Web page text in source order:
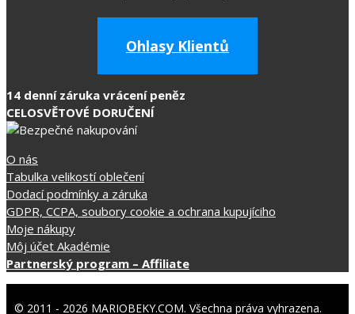
Ohlasy Klientů
14 denní záruka vrácení peněz
CELOSVĚTOVÉ DORUČENÍ
O nás
Tabulka velikostí oblečení
Dodací podmínky a záruka
GDPR, CCPA, soubory cookie a ochrana kupujíciho
Moje nákupy
Môj účet Akadémie
Partnerský program – Affiliate
© 2011 - 2026 MARIOBEKY.COM. Všechna práva vyhrazena.